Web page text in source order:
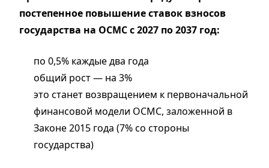
постепенное повышение ставок взносов
государства на ОСМС с 2027 по 2037 год:
по 0,5% каждые два года
общий рост — на 3%
это станет возвращением к первоначальной
финансовой модели ОСМС, заложенной в
Законе 2015 года (7% со стороны
государства)